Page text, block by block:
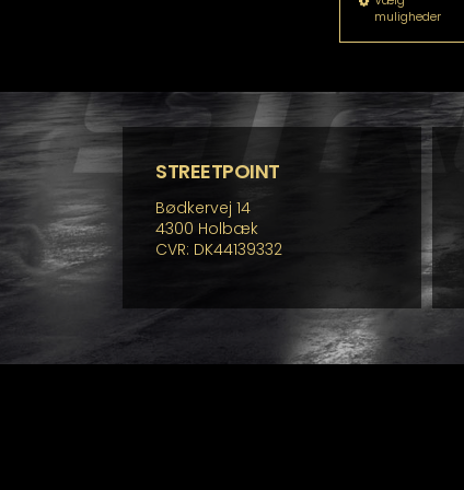
muligheder
STREETPOINT
Bødkervej 14
4300 Holbæk
CVR: DK44139332